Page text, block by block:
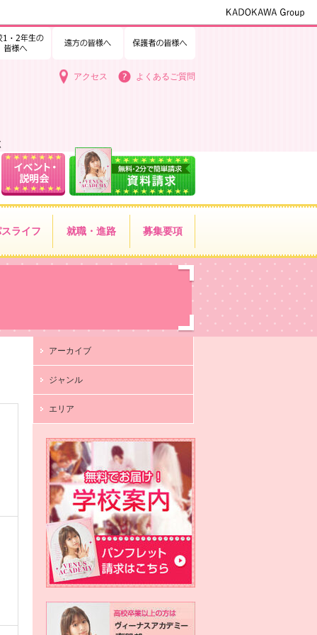
遠方の皆様へ
中学3年生の皆様へ
2年生の皆様へ
よくあるご質問
アクセス
ライフ 就職・進路 募集要項
アーカイブ
ジャンル
エリア